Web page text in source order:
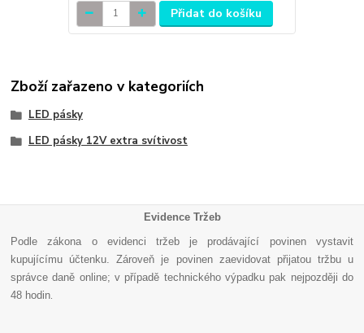
Přidat do košíku
Zboží zařazeno v kategoriích
LED pásky
LED pásky 12V extra svítivost
Evidence Tržeb
Podle zákona o evidenci tržeb je prodávající povinen vystavit
kupujícímu účtenku. Zároveň je povinen zaevidovat přijatou tržbu u
správce daně online; v případě technického výpadku pak nejpozději do
48 hodin